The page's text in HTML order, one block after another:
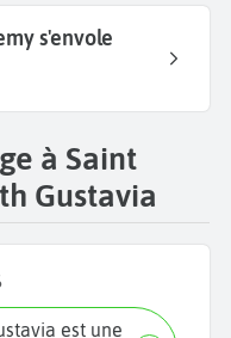
s'envole
à Saint
Gustavia